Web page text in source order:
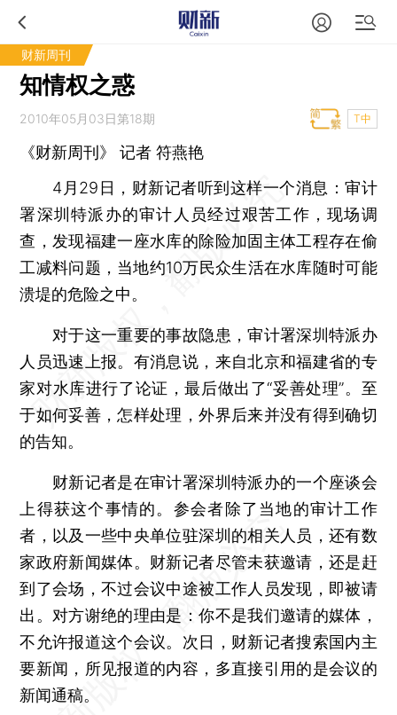
财新周刊
知情权之惑
2010年05月03日第18期 T中
《财新周刊》 记者符燕艳
4月29日，财新记者听到这样一个消息：审计
署深圳特派办的审计人员经过艰苦工作，现场调
查，发现福建一座水库的除险加固主体工程存在偷
工减料问题，当地约10万民众生活在水库随时可能
溃堤的危险之中。
对于这一重要的事故隐患，审计署深圳特派办
人员迅速上报。有消息说，来自北京和福建省的专
家对水库进行了论证，最后做出了“妥善处理”。至
于如何妥善，怎样处理，外界后来并没有得到确切
的告知。
财新记者是在审计署深圳特派办的一个座谈会
上得获这个事情的。参会者除了当地的审计工作
者，以及一些中央单位驻深圳的相关人员，还有数
家政府新闻媒体。财新记者尽管未获邀请，还是赶
到了会场，不过会议中途被工作人员发现，即被请
出。对方谢绝的理由是：你不是我们邀请的媒体，
不允许报道这个会议。次日，财新记者搜索国内主
要新闻，所见报道的内容，多直接引用的是会议的
新闻通稿。